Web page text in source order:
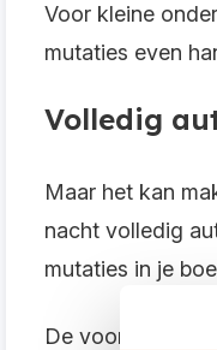
Voor kleine
mutaties even
Volledig
Maar het kan
nacht volledig
mutaties in je
De voordelen